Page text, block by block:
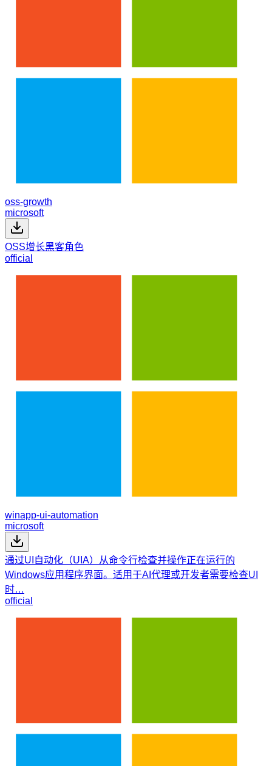
oss-growth
microsoft
OSS增长黑客角色
official
winapp-ui-automation
microsoft
通过UI自动化（UIA）从命令行检查并操作正在运行的
Windows应用程序界面。适用于AI代理或开发者需要检查UI
时…
official